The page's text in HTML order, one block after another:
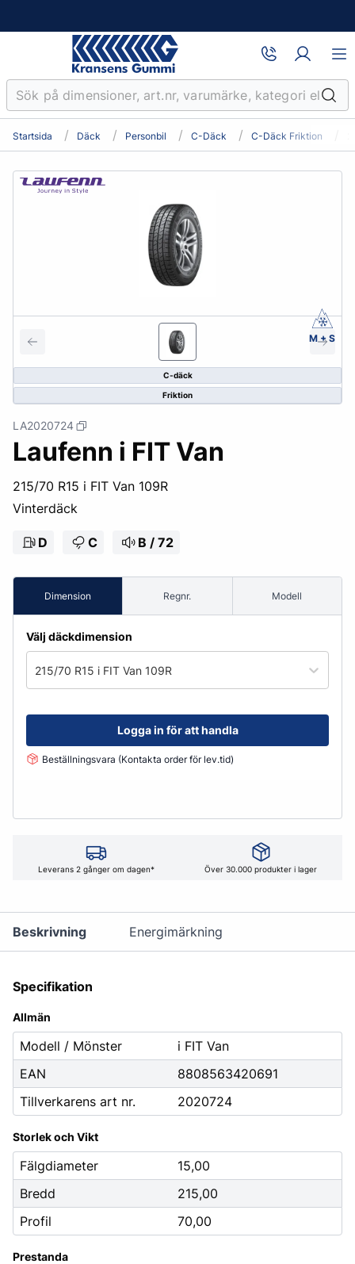
Startsida Däck Personbil C-Däck C-Däck Friktion
C-däck
Friktion
M + S
LA2020724
Laufenn i FIT Van
215/70 R15 i FIT Van 109R
Vinterdäck
D C B / 72
Dimension Regnr. Modell
Välj däckdimension
215/70 R15 i FIT Van 109R
Logga in för att handla
Beställningsvara (Kontakta order för lev.tid)
Leverans 2 gånger om dagen* Över 30.000 produkter i lager
Beskrivning Energimärkning
Specifikation
Allmän
Modell / Mönster
i FIT Van
EAN
8808563420691
Tillverkarens art nr.
2020724
Storlek och Vikt
Fälgdiameter
15,00
Bredd
215,00
Profil
70,00
Prestanda